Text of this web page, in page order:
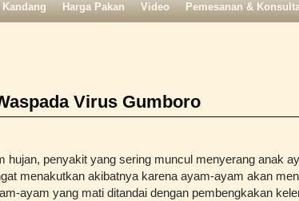
Kandang Harga Pakan Video Pemesanan &
Virus Gumboro
hujan, penyakit yang sering muncul menyerang anak
menakutkan akibatnya karena ayam-ayam akan
ayam yang mati ditandai dengan pembengkakan